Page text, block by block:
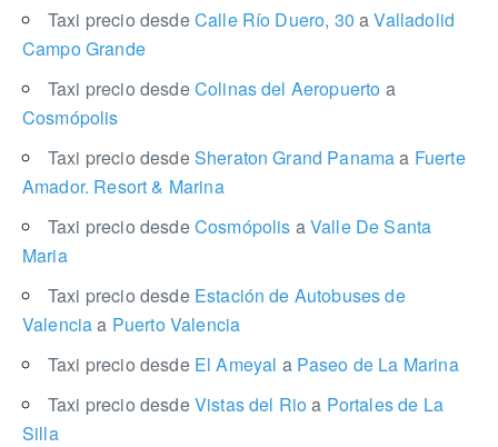
Taxi precio desdeCalle Río Duero, 30aValladolid
Campo Grande
Taxi precio desdeColinas del Aeropuerto a
Cosmópolis
Taxi precio desdeSheraton Grand Panamaa Fuerte
Amador. Resort & Marina
Taxi precio desdeCosmópolis aValle De Santa
Maria
Taxi precio desde Estación de Autobuses de
Valenciaa Puerto Valencia
Taxi precio desde El Ameyal aPaseo de La Marina
Taxi precio desdeVistas del Rioa Portales de La
Silla